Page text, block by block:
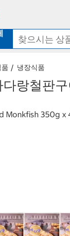
냉장식품
랑철판
Monkfish 350g x